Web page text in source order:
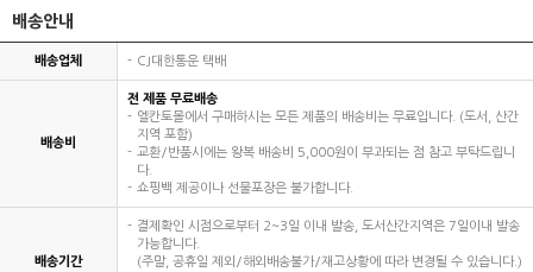
배송안내
배송업체 CJ대한통운 택배
배송비
전 제품 무료배송
엘칸토몰에서 구매하시는 모든 제품의 배송비는 무료입니다. (도서, 산간
지역 포함)
교환/반품시에는 왕복 배송비 5,000원이 부과되는 점 참고 부탁드립니
다.
쇼핑백 제공이나 선물포장은 불가합니다.
배송기간
결제확인 시점으로부터 2~3일 이내 발송, 도서산간지역은 7일이내 발송
가능합니다.
(주말, 공휴일 제외/해외배송불가/재고상황에 따라 변경될 수 있습니다.)